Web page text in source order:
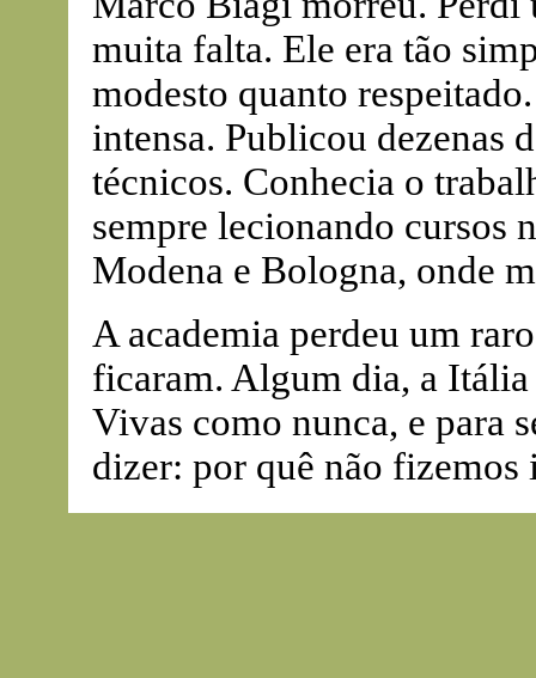
muita falta. Ele era tão
modesto quanto
intensa. Publicou dezenas
técnicos. Conhecia o
sempre lecionando cursos
Modena e Bologna, onde
A academia perdeu um
ficaram. Algum dia, a Itália
Vivas como nunca, e para
dizer: por quê não fizemos